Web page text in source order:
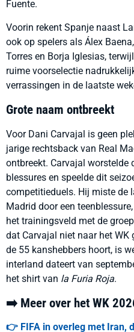
Fuente.
Voorin rekent Spanje naast
ook op spelers als Álex
Torres en Borja Iglesias,
ruime voorselectie
verrassingen in de laatste
Grote naam ontbreekt
Voor Dani Carvajal is geen
jarige rechtsback van Real
ontbreekt. Carvajal worstelde
blessures en speelde dit
competitieduels. Hij miste de
Madrid door een
het trainingsveld met de
dat Carvajal niet naar het
de 55 kanshebbers hoort, is
interland dateert van
het shirt van la Furia Roja.
➡️ Meer over het WK
👉 FIFA in overleg met Iran,